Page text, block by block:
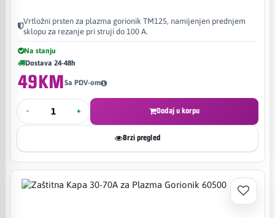
Vrtložni prsten za plazma gorionik TM125, namijenjen prednjem
sklopu za rezanje pri struji do 100 A.
Na stanju
Dostava 24-48h
49KMSa PDV-om
- + Dodaj u korpu
Brzi pregled